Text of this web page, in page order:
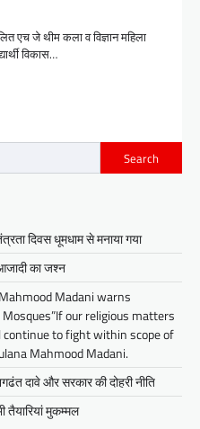
एच जे थीम कला व विज्ञान महिला
विकास…
Search
दिवस धूमधाम से मनाया गया
का जश्न
Madani warns
our religious matters
to fight within scope of
Mahmood Madani.
दावे और सरकार की दोहरी नीति
तैयारियां मुकम्मल